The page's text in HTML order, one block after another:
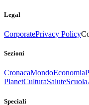
Legal
CorporatePrivacy Policy
Sezioni
CronacaMondoEconomia
PlanetCulturaSaluteScuola
Speciali